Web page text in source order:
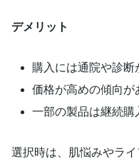
デメリット
購入には通院や診断
価格が高めの傾向が
一部の製品は継続購
選択時は、肌悩みやラ